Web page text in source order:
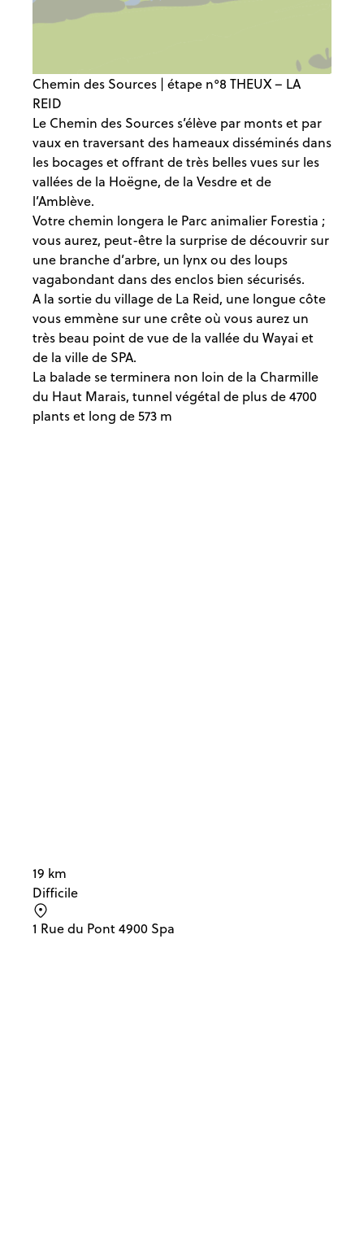
Chemin des Sources | étape n°8 THEUX – LA
REID
Le Chemin des Sources s’élève par monts et par
vaux en traversant des hameaux disséminés dans
les bocages et offrant de très belles vues sur les
vallées de la Hoëgne, de la Vesdre et de
l’Amblève.
Votre chemin longera le Parc animalier Forestia ;
vous aurez, peut-être la surprise de découvrir sur
une branche d’arbre, un lynx ou des loups
vagabondant dans des enclos bien sécurisés.
A la sortie du village de La Reid, une longue côte
vous emmène sur une crête où vous aurez un
très beau point de vue de la vallée du Wayai et
de la ville de SPA.
La balade se terminera non loin de la Charmille
du Haut Marais, tunnel végétal de plus de 4700
plants et long de 573 m
19 km
Difficile
1 Rue du Pont 4900 Spa